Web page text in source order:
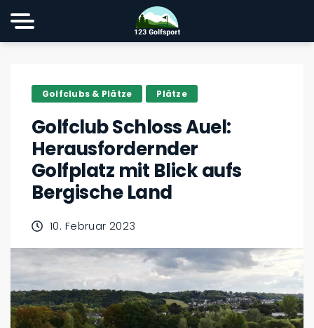
Golfclubs & Plätze Plätze
Golfclub Schloss Auel:
Herausfordernder
Golfplatz mit Blick aufs
Bergische Land
10. Februar 2023